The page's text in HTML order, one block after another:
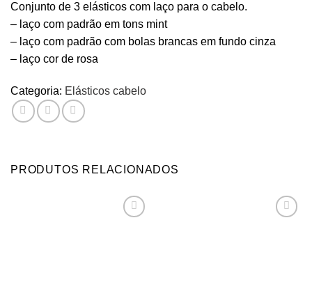
Conjunto de 3 elásticos com laço para o cabelo.
– laço com padrão em tons mint
– laço com padrão com bolas brancas em fundo cinza
– laço cor de rosa
Categoria: Elásticos cabelo
PRODUTOS RELACIONADOS